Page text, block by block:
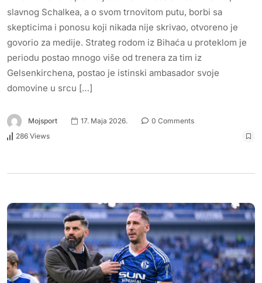
slavnog Schalkea, a o svom trnovitom putu, borbi sa
skepticima i ponosu koji nikada nije skrivao, otvoreno je
govorio za medije. Strateg rodom iz Bihaća u proteklom je
periodu postao mnogo više od trenera za tim iz
Gelsenkirchena, postao je istinski ambasador svoje
domovine u srcu […]
Mojsport 17. Maja 2026.
0 Comments
286 Views